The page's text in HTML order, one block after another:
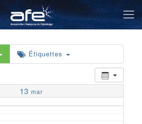
Étiquettes
13 mar